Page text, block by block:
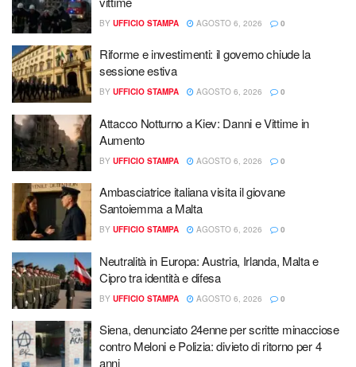
BY UFFICIO STAMPA AGOSTO 6, 2026 0
Riforme e investimenti: il governo chiude la
sessione estiva
BY UFFICIO STAMPA AGOSTO 6, 2026 0
Attacco Notturno a Kiev: Danni e Vittime in
Aumento
BY UFFICIO STAMPA AGOSTO 6, 2026 0
Ambasciatrice italiana visita il giovane
Santoiemma a Malta
BY UFFICIO STAMPA AGOSTO 6, 2026 0
Neutralità in Europa: Austria, Irlanda, Malta e
Cipro tra identità e difesa
BY UFFICIO STAMPA AGOSTO 6, 2026 0
Siena, denunciato 24enne per scritte minacciose
contro Meloni e Polizia: divieto di ritorno per 4
anni